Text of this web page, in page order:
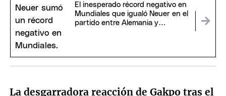
El inesperado récord negativo en
Mundiales que igualó Neuer en el
partido entre Alemania y
La desgarradora reacción de Gakpo tras el